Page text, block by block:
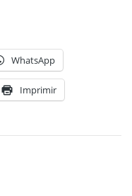
WhatsApp
Imprimir